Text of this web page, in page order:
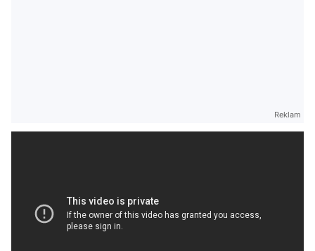
Reklam